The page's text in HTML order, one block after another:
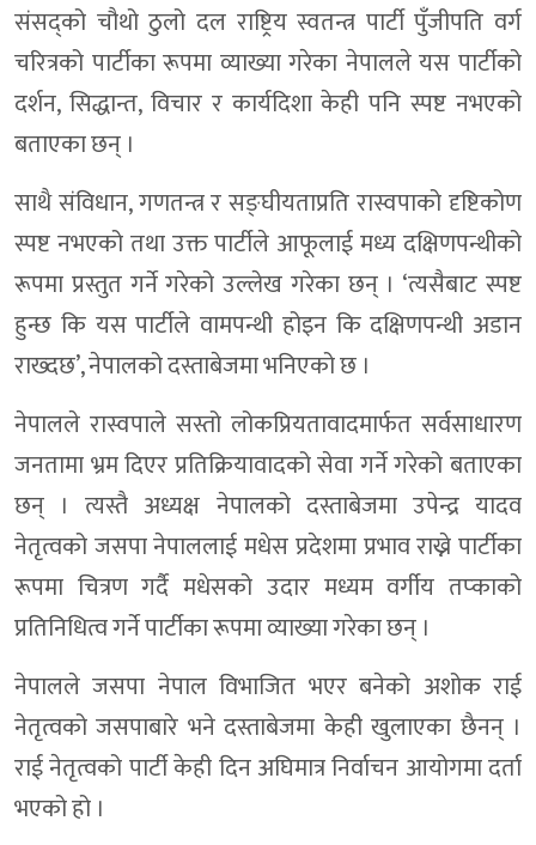
संसद्को चौथो ठुलो दल राष्ट्रिय स्वतन्त्र पार्टी पुँजीपति वर्ग
चरित्रको पार्टीका रूपमा व्याख्या गरेका नेपालले यस पार्टीको
दर्शन, सिद्धान्त, विचार र कार्यदिशा केही पनि स्पष्ट नभएको
बताएका छन् ।
साथै संविधान, गणतन्त्र र सङ्घीयताप्रति रास्वपाको दृष्टिकोण
स्पष्ट नभएको तथा उक्त पार्टीले आफूलाई मध्य दक्षिणपन्थीको
रूपमा प्रस्तुत गर्ने गरेको उल्लेख गरेका छन् । ‘त्यसैबाट स्पष्ट
हुन्छ कि यस पार्टीले वामपन्थी होइन कि दक्षिणपन्थी अडान
राख्दछ’, नेपालको दस्ताबेजमा भनिएको छ ।
नेपालले रास्वपाले सस्तो लोकप्रियतावादमार्फत सर्वसाधारण
जनतामा भ्रम दिएर प्रतिक्रियावादको सेवा गर्ने गरेको बताएका
छन् । त्यस्तै अध्यक्ष नेपालको दस्ताबेजमा उपेन्द्र यादव
नेतृत्वको जसपा नेपाललाई मधेस प्रदेशमा प्रभाव राख्ने पार्टीका
रूपमा चित्रण गर्दै मधेसको उदार मध्यम वर्गीय तप्काको
प्रतिनिधित्व गर्ने पार्टीका रूपमा व्याख्या गरेका छन् ।
नेपालले जसपा नेपाल विभाजित भएर बनेको अशोक राई
नेतृत्वको जसपाबारे भने दस्ताबेजमा केही खुलाएका छैनन् ।
राई नेतृत्वको पार्टी केही दिन अघिमात्र निर्वाचन आयोगमा दर्ता
भएको हो ।